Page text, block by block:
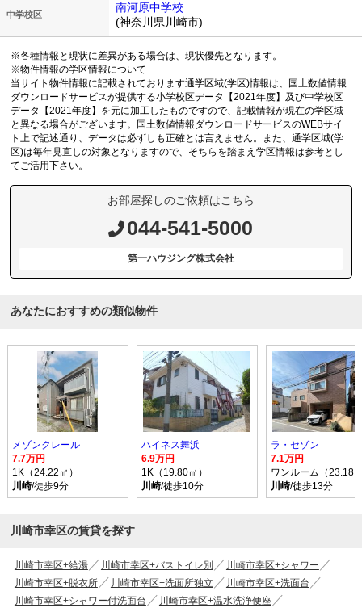
中学校区
南河原中学校
(神奈川県川崎市)
※各種情報と現状に差異がある場合は、現状優先となります。
※物件情報の学区情報について
当サイト物件情報に記載されております通学区域(学区)情報は、国土数値情報
ダウンロードサービスが提供する小学校区データ【2021年度】及び中学校区
データ【2021年度】を元に加工したものですので、記載情報が現在の学区域
と異なる場合がございます。国土数値情報ダウンロードサービスのWEBサイ
ト上で記述通り、データは必ずしも正確とは言えません。また、通学区域(学
区)は毎年見直しの対象となりますので、そちらを踏まえ学区情報は参考とし
てご活用下さい。
お部屋探しのご依頼はこちら
044-541-5000
第一ハウジング株式会社
あなたにおすすめの類似物件
メゾンクレール
7.7万円
1K（24.22㎡）
川崎/徒歩9分
ハイネス舞浜
6.9万円
1K（19.80㎡）
川崎/徒歩10分
ラ・セゾン
7.1万円
ワンルーム（23.18
川崎/徒歩13分
川崎市幸区の賃貸を探す
川崎市幸区+給湯 川崎市幸区+バストイレ別
川崎市幸区+シャワー
川崎市幸区+脱衣所
川崎市幸区+洗面所独立
川崎市幸区+洗面台
川崎市幸区+シャワー付洗面台
川崎市幸区+温水洗浄便座